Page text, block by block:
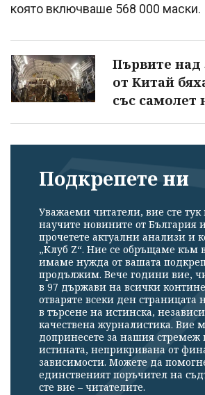
Успешно
излязохте
профила си!
която включваше 568 000 маски.
Първите над
от Китай
със самолет
Подкрепете ни
Уважаеми читатели, вие сте тук
научите новините от България
прочетете актуални анализи и
„Клуб Z“. Ние се обръщаме към
имаме нужда от вашата
продължим. Вече години вие,
в 97 държави на всички
отваряте всеки ден страницата
в търсене на истинска,
качествена журналистика. Вие
допринесете за нашия стремеж
истината, неприкривана от
зависимости. Можете да
единственият поръчител на
сте вие – читателите.